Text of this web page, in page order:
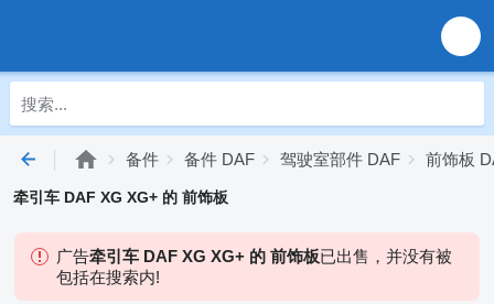
备件 备件 DAF 驾驶室部件 DAF 前饰板
牵引车 DAF XG XG+ 的 前饰板
广告牵引车 DAF XG XG+ 的 前饰板已出售，并没有被
包括在搜索内!